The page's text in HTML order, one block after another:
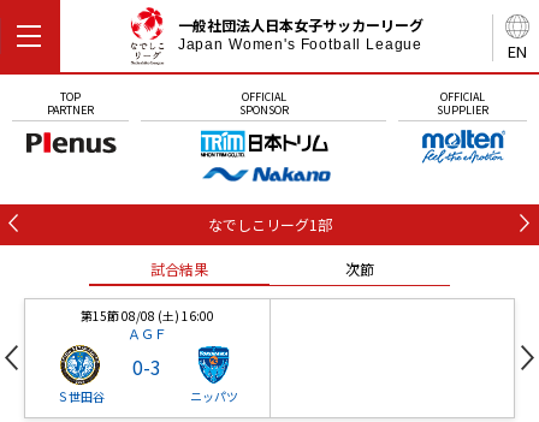
EN
一般社団法人日本女子サッカーリーグ
Japan Women's Football League
TOP
PARTNER
OFFICIAL
SPONSOR
OFFICIAL
SUPPLIER
なでしこリーグ1部
試合結果 次節
第15節 08/08 (土) 16:00
ＡＧＦ
Ｓ世田谷
0-3
ニッパツ